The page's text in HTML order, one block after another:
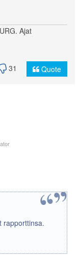
Ajat
31 Quote
rapporttinsa.